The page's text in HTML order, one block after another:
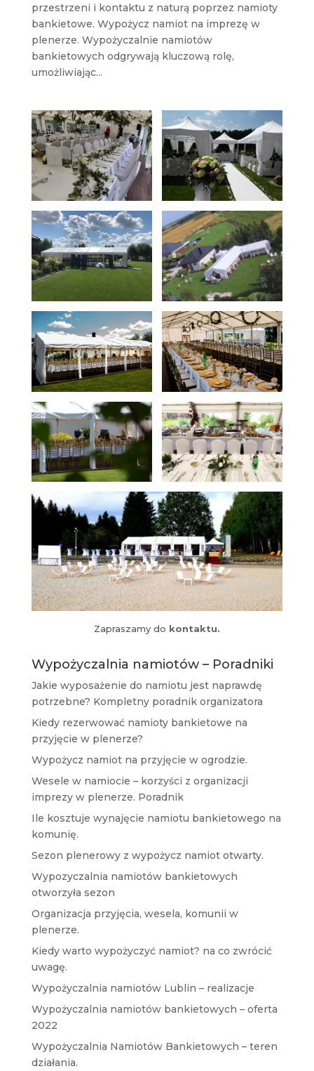
przestrzeni i kontaktu z naturą poprzez namioty
bankietowe. Wypożycz namiot na imprezę w
plenerze. Wypożyczalnie namiotów
bankietowych odgrywają kluczową rolę,
umożliwiając...
Zapraszamy do kontaktu.
Wypożyczalnia namiotów – Poradniki
Jakie wyposażenie do namiotu jest naprawdę
potrzebne? Kompletny poradnik organizatora
Kiedy rezerwować namioty bankietowe na
przyjęcie w plenerze?
Wypożycz namiot na przyjęcie w ogrodzie.
Wesele w namiocie – korzyści z organizacji
imprezy w plenerze. Poradnik
Ile kosztuje wynajęcie namiotu bankietowego na
komunię.
Sezon plenerowy z wypożycz namiot otwarty.
Wypozyczalnia namiotów bankietowych
otworzyła sezon
Organizacja przyjęcia, wesela, komunii w
plenerze.
Kiedy warto wypożyczyć namiot? na co zwrócić
uwagę.
Wypożyczalnia namiotów Lublin – realizacje
Wypożyczalnia namiotów bankietowych – oferta
2022
Wypożyczalnia Namiotów Bankietowych – teren
działania.